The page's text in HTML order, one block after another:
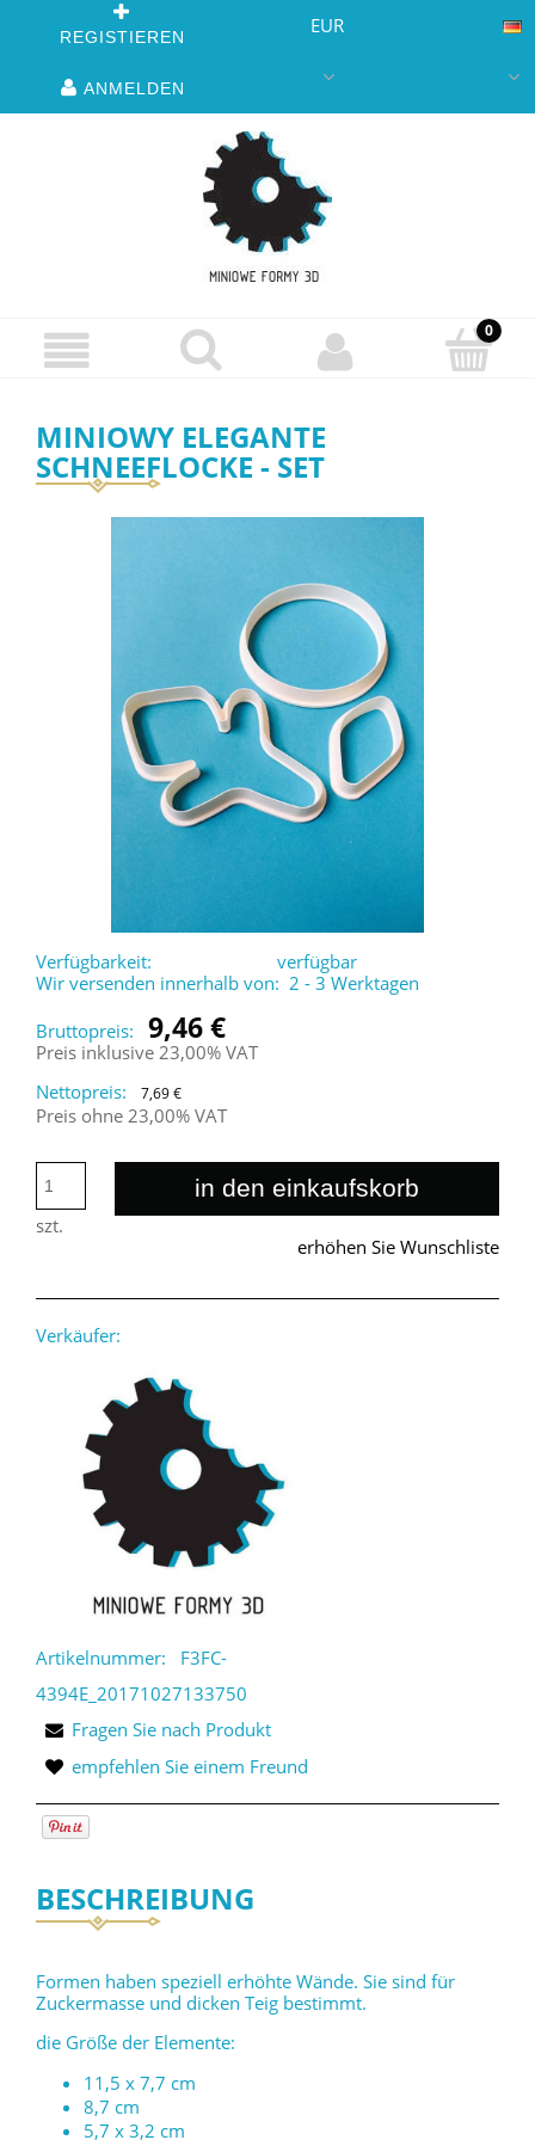
REGISTIEREN
ANMELDEN
EUR
MINIOWY ELEGANTE
SCHNEEFLOCKE - SET
Verfügbarkeit:
verfügbar
Wir versenden innerhalb von: 2 - 3 Werktagen
Bruttopreis:
9,46 €
Preis inklusive 23,00% VAT
Nettopreis:
7,69 €
Preis ohne 23,00% VAT
szt.
in den einkaufskorb
erhöhen Sie Wunschliste
Verkäufer:
Artikelnummer:
F3FC-
4394E_20171027133750
Fragen Sie nach Produkt
empfehlen Sie einem Freund
BESCHREIBUNG
Formen haben speziell erhöhte Wände. Sie sind für
Zuckermasse und dicken Teig bestimmt.
die Größe der Elemente:
11,5 x 7,7 cm
8,7 cm
5,7 x 3,2 cm